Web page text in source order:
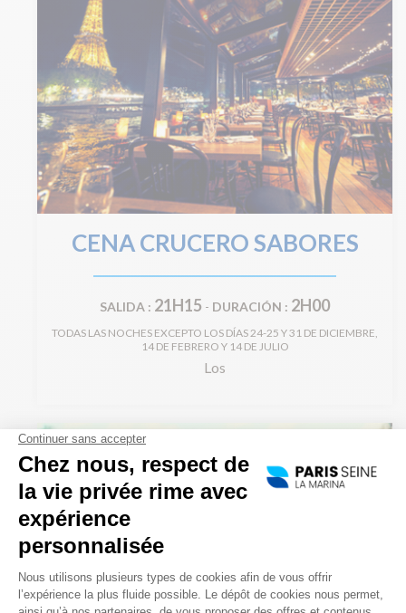
CENA CRUCERO SABORES
SALIDA : 21H15 - DURACIÓN : 2H00
TODAS LAS NOCHES EXCEPTO LOS DÍAS 24-25 Y 31 DE DICIEMBRE,
14 DE FEBRERO Y 14 DE JULIO
Los